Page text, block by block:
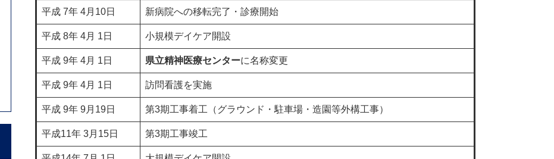
平成 7年 4月10日 新病院への移転完了・診療開始
平成 8年 4月 1日 小規模デイケア開設
平成 9年 4月 1日 県立精神医療センターに名称変更
平成 9年 4月 1日 訪問看護を実施
平成 9年 9月19日 第3期工事着工（グラウンド・駐車場・造園等外構工事）
平成11年 3月15日 第3期工事竣工